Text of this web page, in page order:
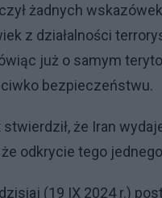
żadnych
z działalności
już o samym
bezpieczeństwu.
że Iran
odkrycie tego
(19 IX 2024 r.)